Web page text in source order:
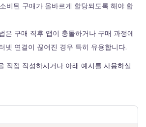
비된 구매가 올바르게 할당되도록 해야 합
은 구매 직후 앱이 충돌하거나 구매 과정에
넷 연결이 끊어진 경우 특히 유용합니다.
직접 작성하시거나 아래 예시를 사용하실